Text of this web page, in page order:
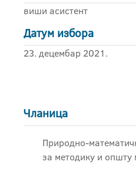
виши асистент
Датум избора
23. децембар 2021.
Чланица
Природно-
за методику и општу